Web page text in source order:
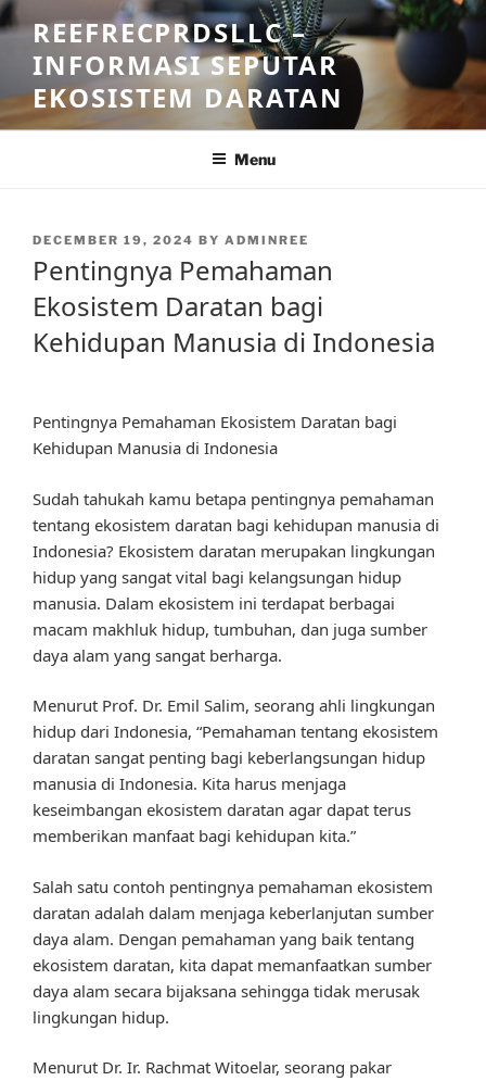
Skip
to
content
REEFRECPRDSLLC –
INFORMASI SEPUTAR
EKOSISTEM DARATAN
Menu
POSTED
DECEMBER 19, 2024 BY ADMINREE
Pentingnya Pemahaman
Ekosistem Daratan bagi
Kehidupan Manusia di Indonesia
Pentingnya Pemahaman Ekosistem Daratan bagi
Kehidupan Manusia di Indonesia
Sudah tahukah kamu betapa pentingnya pemahaman
tentang ekosistem daratan bagi kehidupan manusia di
Indonesia? Ekosistem daratan merupakan lingkungan
hidup yang sangat vital bagi kelangsungan hidup
manusia. Dalam ekosistem ini terdapat berbagai
macam makhluk hidup, tumbuhan, dan juga sumber
daya alam yang sangat berharga.
Menurut Prof. Dr. Emil Salim, seorang ahli lingkungan
hidup dari Indonesia, “Pemahaman tentang ekosistem
daratan sangat penting bagi keberlangsungan hidup
manusia di Indonesia. Kita harus menjaga
keseimbangan ekosistem daratan agar dapat terus
memberikan manfaat bagi kehidupan kita.”
Salah satu contoh pentingnya pemahaman ekosistem
daratan adalah dalam menjaga keberlanjutan sumber
daya alam. Dengan pemahaman yang baik tentang
ekosistem daratan, kita dapat memanfaatkan sumber
daya alam secara bijaksana sehingga tidak merusak
lingkungan hidup.
Menurut Dr. Ir. Rachmat Witoelar, seorang pakar